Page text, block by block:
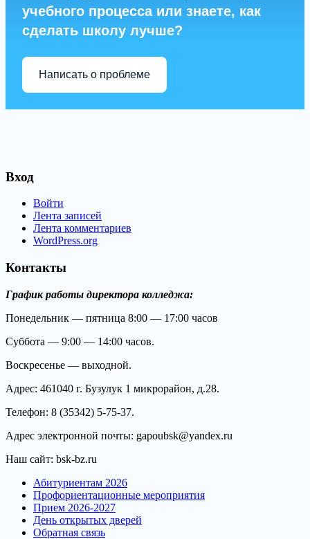
учебного процесса или знаете, как
сделать школу лучше?
Написать о проблеме
Вход
Войти
Лента записей
Лента комментариев
WordPress.org
Контакты
График работы директора колледжа:
Понедельник — пятница 8:00 — 17:00 часов
Суббота — 9:00 — 14:00 часов.
Воскресенье — выходной.
Адрес: 461040 г. Бузулук 1 микрорайон, д.28.
Телефон: 8 (35342) 5-75-37.
Адрес электронной почты: gapoubsk@yandex.ru
Наш сайт: bsk-bz.ru
Абитуриентам 2026
Профориентационные мероприятия
Прием 2026-2027
День открытых дверей
Обратная связь